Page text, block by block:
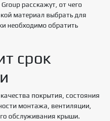
расскажут, от чего
материал выбрать для
необходимо обратить
срок
покрытия, состояния
монтажа, вентиляции,
обслуживания крыши.